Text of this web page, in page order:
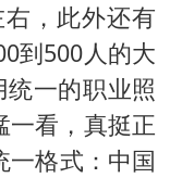
，此外还有
到500人的大
统一的职业照
看，真挺正
一格式：中国